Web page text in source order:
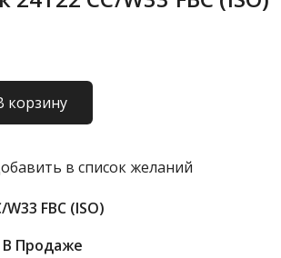
корзину
в список желаний
W33 FBC (ISO)
В Продаже